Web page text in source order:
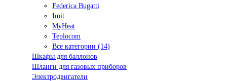
Federica Bugatti
Imit
MyHeat
Teplocom
Все категории (14)
Шкафы для баллонов
Шланги для газовых приборов
Электродвигатели